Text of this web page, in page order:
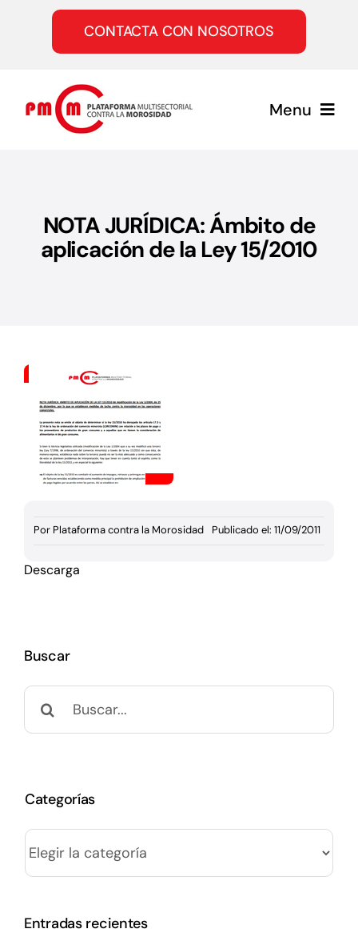
contenido
CONTACTA CON NOSOTROS
Menu
Quiénes somos
Documentación
Agenda
Prensa
Blog
NOTA JURÍDICA: Ámbito de
aplicación de la Ley 15/2010
Por Plataforma contra la Morosidad Publicado el: 11/09/2011
Descarga
Buscar
Buscar:
Categorías
Categorías
Entradas recientes